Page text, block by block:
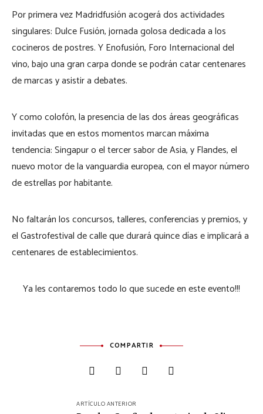
Por primera vez Madridfusión acogerá dos actividades
singulares: Dulce Fusión, jornada golosa dedicada a los
cocineros de postres. Y Enofusión, Foro Internacional del
vino, bajo una gran carpa donde se podrán catar centenares
de marcas y asistir a debates.
Y como colofón, la presencia de las dos áreas geográficas
invitadas que en estos momentos marcan máxima
tendencia: Singapur o el tercer sabor de Asia, y Flandes, el
nuevo motor de la vanguardia europea, con el mayor número
de estrellas por habitante.
No faltarán los concursos, talleres, conferencias y premios, y
el Gastrofestival de calle que durará quince días e implicará a
centenares de establecimientos.
Ya les contaremos todo lo que sucede en este evento!!!
COMPARTIR
ARTÍCULO ANTERIOR